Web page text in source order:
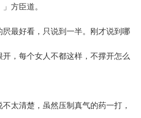
方臣道。
最好看，只说到一半。刚才说到哪
，每个女人不都这样，不撑开怎么
清楚，虽然压制真气的药一打，